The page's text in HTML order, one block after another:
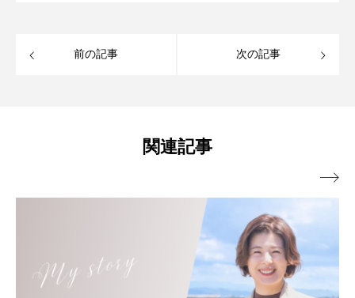
前の記事 次の記事
関連記事
